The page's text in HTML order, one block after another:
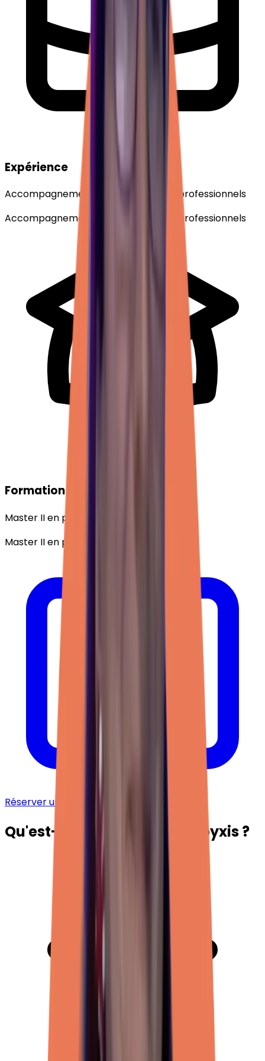
Expérience
Accompagnement de particuliers et professionnels
Accompagnement de particuliers et professionnels
Formation
Master II en psychologie
Master II en psychologie
Réserver un rendez-vous avec
Qu'est-ce que l'APP avec Opyxis ?